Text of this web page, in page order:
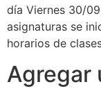
día Viernes 30/
asignaturas se
horarios de
Agregar